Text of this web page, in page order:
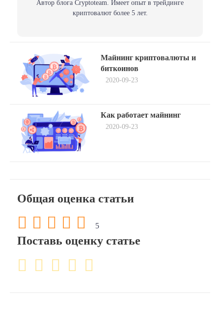
Автор блога Сryptoteam. Имеет опыт в трейдинге
криптовалют более 5 лет.
Навигация
по
записям
post:
Майнинг криптовалюты и
биткоинов
2020-09-23
Как работает майнинг
2020-09-23
Общая оценка статьи
5
Поставь оценку статье